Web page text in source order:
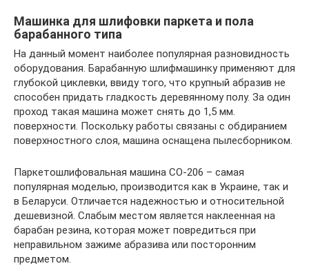
Машинка для шлифовки паркета и пола
барабанного типа
На данный момент наиболее популярная разновидность
оборудования. Барабанную шлифмашинку применяют для
глубокой циклевки, ввиду того, что крупный абразив не
способен придать гладкость деревянному полу. За один
проход такая машина может снять до 1,5 мм.
поверхности. Поскольку работы связаны с обдиранием
поверхностного слоя, машина оснащена пылесборником.
Паркетошлифовальная машина СО-206 – самая
популярная моделью, производится как в Украине, так и
в Беларуси. Отличается надежностью и относительной
дешевизной. Слабым местом является наклеенная на
барабан резина, которая может повредиться при
неправильном зажиме абразива или посторонним
предметом.